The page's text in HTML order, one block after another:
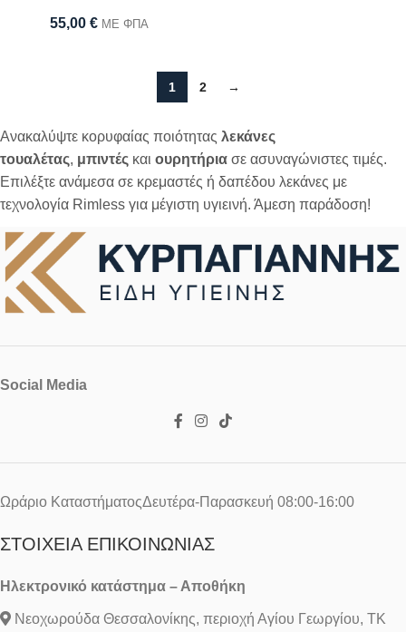
55,00 € ΜΕ ΦΠΑ
1 2 →
Ανακαλύψτε κορυφαίας ποιότητας λεκάνες
τουαλέτας, μπιντές και ουρητήρια σε ασυναγώνιστες τιμές.
Επιλέξτε ανάμεσα σε κρεμαστές ή δαπέδου λεκάνες με
τεχνολογία Rimless για μέγιστη υγιεινή. Άμεση παράδοση!
Social Media
Ωράριο ΚαταστήματοςΔευτέρα-Παρασκευή 08:00-16:00
ΣΤΟΙΧΕΊΑ ΕΠΙΚΟΙΝΩΝΊΑΣ
Ηλεκτρονικό κατάστημα – Αποθήκη
Νεοχωρούδα Θεσσαλονίκης, περιοχή Αγίου Γεωργίου, ΤΚ